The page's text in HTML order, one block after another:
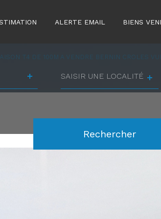
ALERTE EMAIL BIENS
Rechercher
T4 DE 100M A VENDRE BERNIN CROLES